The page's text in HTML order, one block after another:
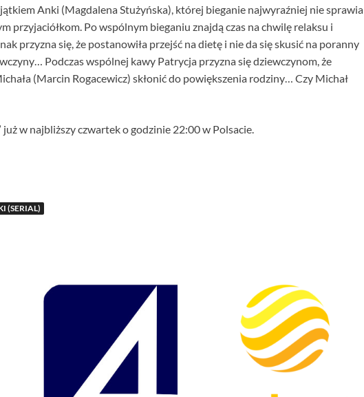
Anki (Magdalena Stużyńska), której bieganie najwyraźniej nie sprawia
przyjaciółkom. Po wspólnym bieganiu znajdą czas na chwilę relaksu i
przyzna się, że postanowiła przejść na dietę i nie da się skusić na poranny
Podczas wspólnej kawy Patrycja przyzna się dziewczynom, że
(Marcin Rogacewicz) skłonić do powiększenia rodziny… Czy Michał
już w najbliższy czwartek o godzinie 22:00 w Polsacie.
(SERIAL)